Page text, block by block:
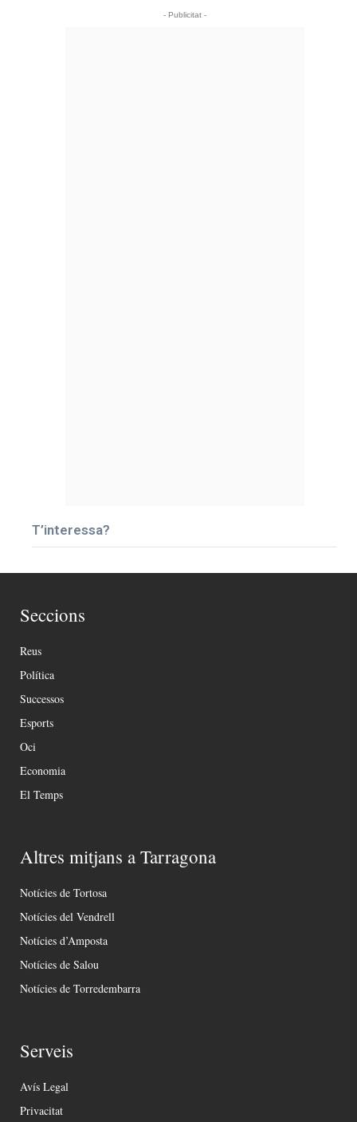
- Publicitat -
T’interessa?
Seccions
Reus
Política
Successos
Esports
Oci
Economia
El Temps
Altres mitjans a Tarragona
Notícies de Tortosa
Notícies del Vendrell
Notícies d’Amposta
Notícies de Salou
Notícies de Torredembarra
Serveis
Avís Legal
Privacitat